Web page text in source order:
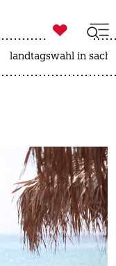

taz zahl ich
landtagswahl in